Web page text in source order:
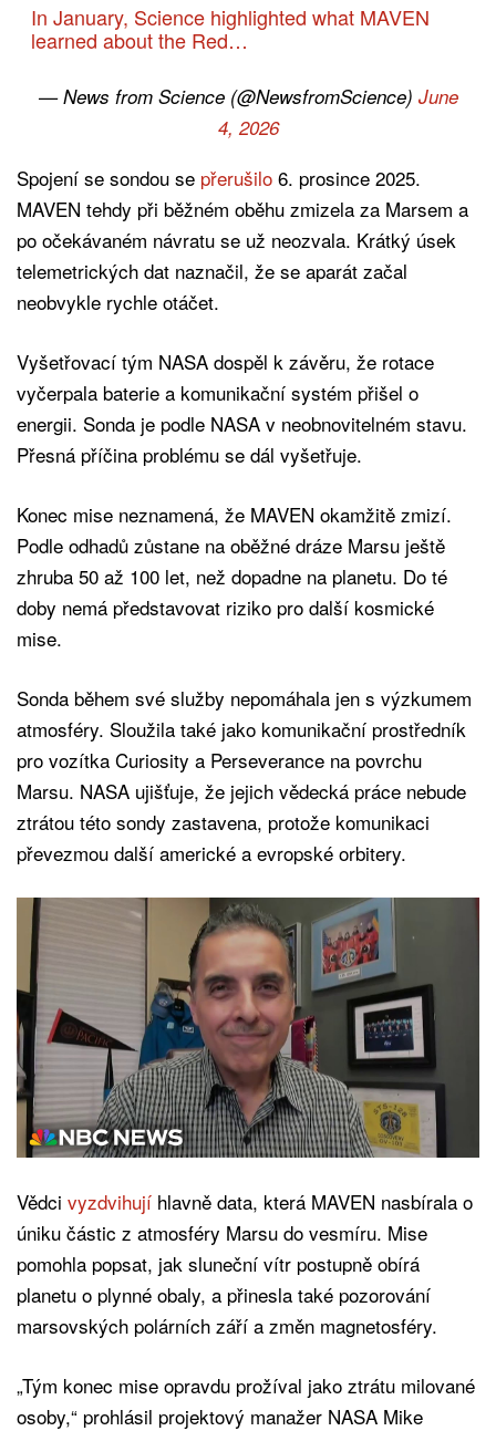
In January, Science highlighted what MAVEN
learned about the Red…
— News from Science (@NewsfromScience) June
4, 2026
Spojení se sondou se přerušilo 6. prosince 2025.
MAVEN tehdy při běžném oběhu zmizela za Marsem a
po očekávaném návratu se už neozvala. Krátký úsek
telemetrických dat naznačil, že se aparát začal
neobvykle rychle otáčet.
Vyšetřovací tým NASA dospěl k závěru, že rotace
vyčerpala baterie a komunikační systém přišel o
energii. Sonda je podle NASA v neobnovitelném stavu.
Přesná příčina problému se dál vyšetřuje.
Konec mise neznamená, že MAVEN okamžitě zmizí.
Podle odhadů zůstane na oběžné dráze Marsu ještě
zhruba 50 až 100 let, než dopadne na planetu. Do té
doby nemá představovat riziko pro další kosmické
mise.
Sonda během své služby nepomáhala jen s výzkumem
atmosféry. Sloužila také jako komunikační prostředník
pro vozítka Curiosity a Perseverance na povrchu
Marsu. NASA ujišťuje, že jejich vědecká práce nebude
ztrátou této sondy zastavena, protože komunikaci
převezmou další americké a evropské orbitery.
Vědci vyzdvihují hlavně data, která MAVEN nasbírala o
úniku částic z atmosféry Marsu do vesmíru. Mise
pomohla popsat, jak sluneční vítr postupně obírá
planetu o plynné obaly, a přinesla také pozorování
marsovských polárních září a změn magnetosféry.
„Tým konec mise opravdu prožíval jako ztrátu milované
osoby,“ prohlásil projektový manažer NASA Mike